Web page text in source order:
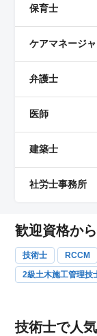
保育士
ケアマネージ
弁護士
医師
建築士
社労士事務所
歓迎資格か
技術士 RCCM
2級土木施工管理技
技術士で人